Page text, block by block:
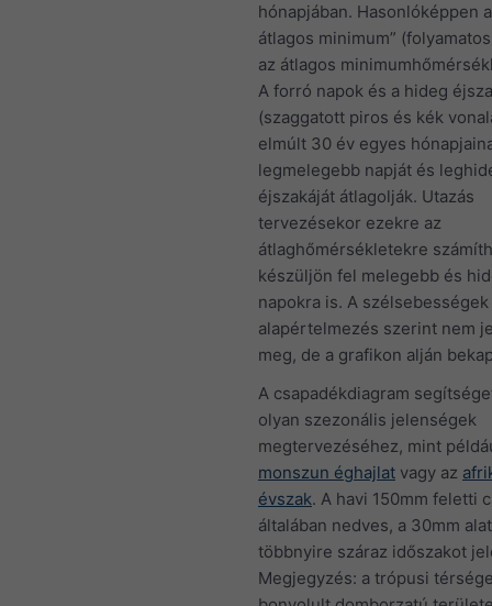
hónapjában. Hasonlóképpen
átlagos minimum”
az átlagos
A forró napok és a hideg
(szaggatott piros és kék
elmúlt 30 év egyes
legmelegebb napját és
éjszakáját átlagolják. Utazás
tervezésekor ezekre az
átlaghőmérsékletekre
készüljön fel melegebb és
napokra is. A szélsebességek
alapértelmezés szerint nem
meg, de a grafikon alján
A csapadékdiagram
olyan szezonális jelenségek
megtervezéséhez, mint
monszun éghajlat vagy az
évszak. A havi 150mm feletti
általában nedves, a 30mm
többnyire száraz időszakot
Megjegyzés: a trópusi